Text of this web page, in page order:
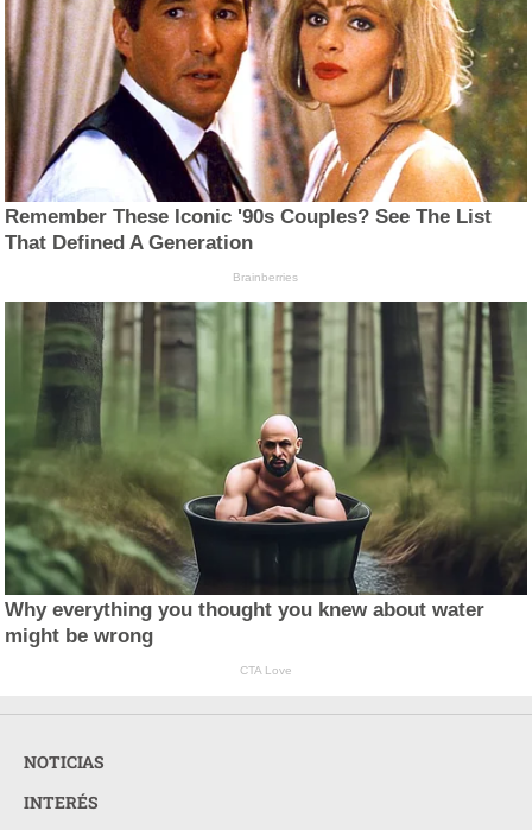
Remember These Iconic '90s Couples? See The List
That Defined A Generation
Brainberries
Why everything you thought you knew about water
might be wrong
CTA Love
NOTICIAS
INTERÉS